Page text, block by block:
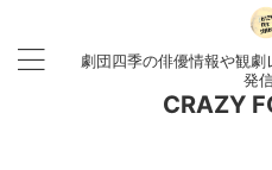
劇団四季の俳優情報や観
発
CRAZY